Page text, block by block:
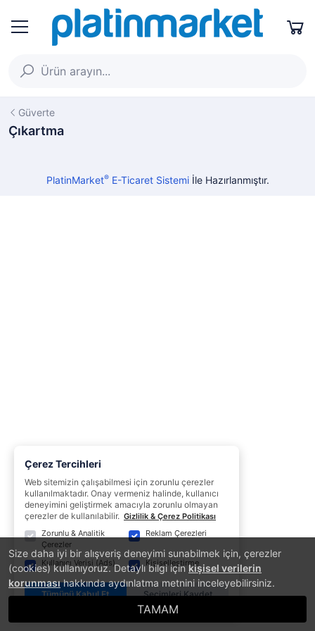
Size daha iyi bir alışveriş deneyimi sunabilmek için, çerezler
(cookies) kullanıyoruz. Detaylı bilgi içinkişisel verilerin
korunmasıhakkında aydınlatma metnini inceleyebilirsiniz.
TAMAM
Güverte
Çıkartma
PlatinMarket®E-Ticaret Sistemiİle Hazırlanmıştır.
Çerez Tercihleri
Web sitemizin çalışabilmesi için zorunlu çerezler
kullanılmaktadır. Onay vermeniz halinde, kullanıcı
deneyimini geliştirmek amacıyla zorunlu olmayan
çerezler de kullanılabilir. Gizlilik & Çerez Politikası
Zorunlu & Analitik
Çerezler
Reklam Çerezleri
Kullanıcı Verisi (Ads) Kişiselleştirme
Tümünü Kabul Et Seçimleri Kaydet